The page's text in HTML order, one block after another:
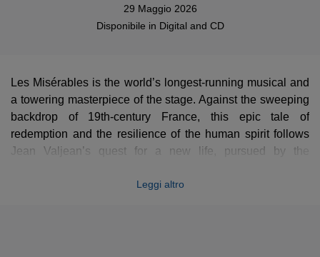
29 Maggio 2026
Disponibile in Digital and CD
Les Misérables is the world’s longest-running musical and
a towering masterpiece of the stage. Against the sweeping
backdrop of 19th-century France, this epic tale of
redemption and the resilience of the human spirit follows
Jean Valjean’s quest for a new life, pursued by the
Leggi altro